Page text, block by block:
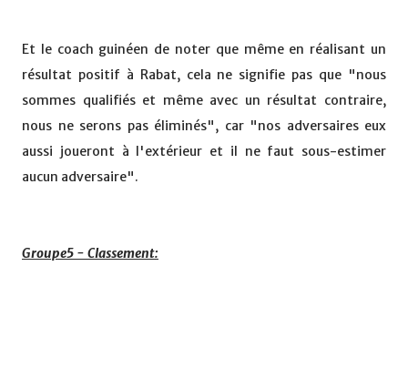
Et le coach guinéen de noter que même en réalisant un
résultat positif à Rabat, cela ne signifie pas que "nous
sommes qualifiés et même avec un résultat contraire,
nous ne serons pas éliminés", car "nos adversaires eux
aussi joueront à l'extérieur et il ne faut sous-estimer
aucun adversaire".
Groupe5 - Classement: